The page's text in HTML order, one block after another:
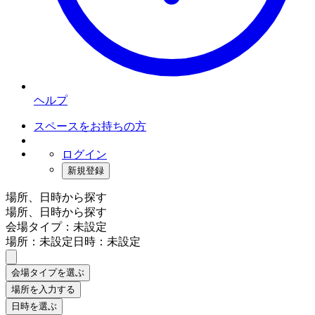
ヘルプ
スペースをお持ちの方
ログイン
新規登録
場所、日時から探す
場所、日時から探す
会場タイプ：未設定
場所：未設定日時：未設定
会場タイプを選ぶ
場所を入力する
日時を選ぶ